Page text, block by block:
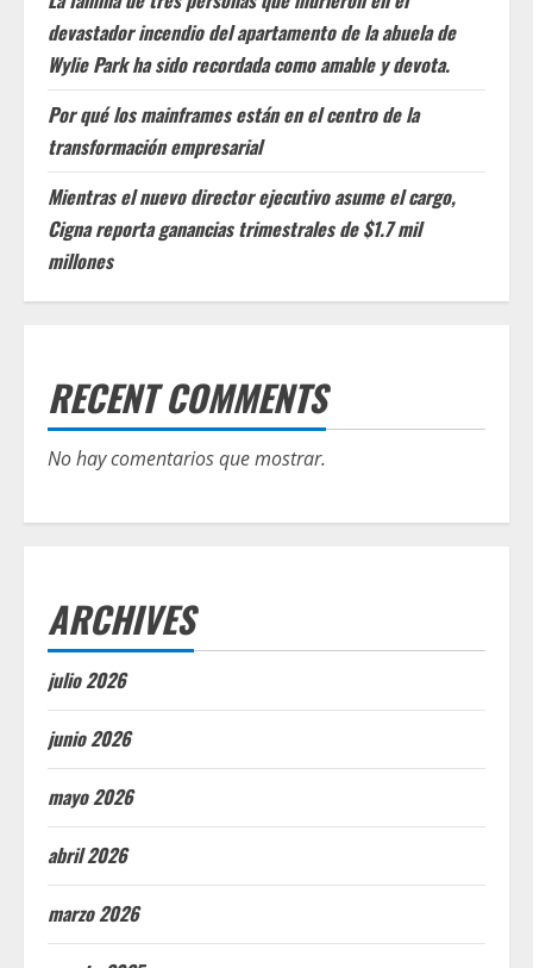
devastador incendio del apartamento de la abuela de
Wylie Park ha sido recordada como amable y devota.
Por qué los mainframes están en el centro de la
transformación empresarial
Mientras el nuevo director ejecutivo asume el cargo,
Cigna reporta ganancias trimestrales de $1.7 mil
millones
RECENT COMMENTS
No hay comentarios que mostrar.
ARCHIVES
julio 2026
junio 2026
mayo 2026
abril 2026
marzo 2026